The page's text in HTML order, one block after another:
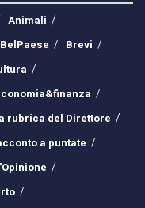
Animali
BelPaese
Brevi
rubrica del Direttore
a puntate